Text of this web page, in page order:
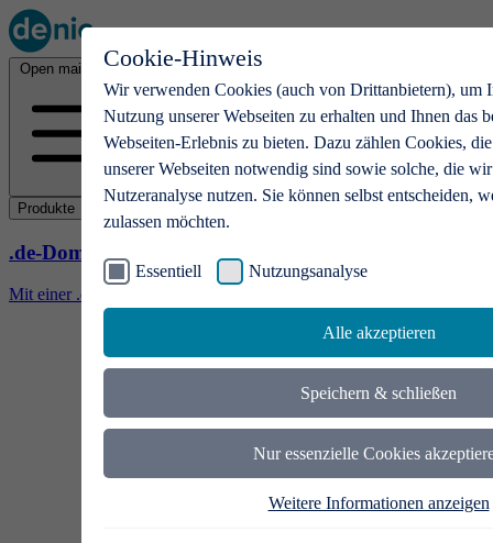
Cookie-Hinweis
Wir verwenden Cookies (auch von Drittanbietern), um
Nutzung unserer Webseiten zu erhalten und Ihnen das
Webseiten-Erlebnis zu bieten. Dazu zählen Cookies,
unserer Webseiten notwendig sind sowie solche, die
Nutzeranalyse nutzen. Sie können selbst entscheiden,
zulassen möchten.
Essentiell Nutzungsanalyse
Alle akzeptieren
Speichern & schließen
Nur essenzielle Cookies
Weitere Informationen anzeigen
Open main menu
Produkte
.de-Domains
Mit einer .de-Domain erhalten Ideen eine Bühne